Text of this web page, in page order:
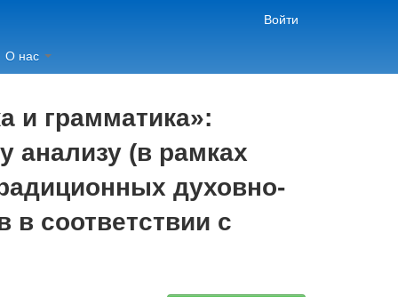
Войти
О нас
и грамматика»:
анализу (в рамках
духовно-
соответствии с